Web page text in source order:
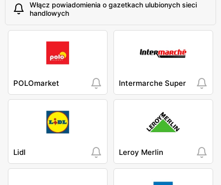
Włącz powiadomienia o gazetkach ulubionych sieci
handlowych
POLOmarket Intermarche Super
Lidl Leroy Merlin